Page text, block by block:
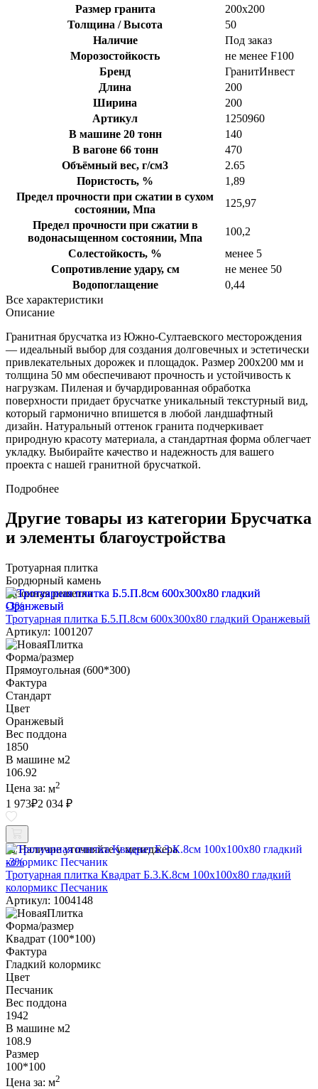
Размер гранита
200х200
Толщина / Высота
50
Наличие
Под заказ
Морозостойкость
не менее F100
Бренд
ГранитИнвест
Длина
200
Ширина
200
Артикул
1250960
В машине 20 тонн
140
В вагоне 66 тонн
470
Объёмный вес, г/см3
2.65
Пористость, %
1,89
Предел прочности при сжатии в сухом
состоянии, Мпа
125,97
Предел прочности при сжатии в
водонасыщенном состоянии, Мпа
100,2
Солестойкость, %
менее 5
Сопротивление удару, см
не менее 50
Водопоглащение
0,44
Все характеристики
Описание
Гранитная брусчатка из Южно-Султаевского месторождения
— идеальный выбор для создания долговечных и эстетически
привлекательных дорожек и площадок. Размер 200х200 мм и
толщина 50 мм обеспечивают прочность и устойчивость к
нагрузкам. Пиленая и бучардированная обработка
поверхности придает брусчатке уникальный текстурный вид,
который гармонично впишется в любой ландшафтный
дизайн. Натуральный оттенок гранита подчеркивает
природную красоту материала, а стандартная форма облегчает
укладку. Выбирайте качество и надежность для вашего
проекта с нашей гранитной брусчаткой.
Подробнее
Другие товары из категории Брусчатка
и элементы благоустройства
Тротуарная плитка
Бордюрный камень
Газонная решетка
-3%
Тротуарная плитка Б.5.П.8см 600х300х80 гладкий Оранжевый
Артикул: 1001207
Форма/размер
Прямоугольная (600*300)
Фактура
Стандарт
Цвет
Оранжевый
Вес поддона
1850
В машине м2
106.92
Цена за: м2
1 973₽2 034 ₽
Наличие уточняйте у менеджера
-3%
Тротуарная плитка Квадрат Б.3.К.8см 100х100х80 гладкий
колормикс Песчаник
Артикул: 1004148
Форма/размер
Квадрат (100*100)
Фактура
Гладкий колормикс
Цвет
Песчаник
Вес поддона
1942
В машине м2
108.9
Размер
100*100
Цена за: м2